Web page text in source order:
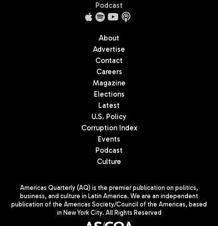
Podcast
About
Advertise
Contact
Careers
Magazine
Elections
Latest
U.S. Policy
Corruption Index
Events
Podcast
Culture
Americas Quarterly (AQ) is the premier publication on politics,
business, and culture in Latin America. We are an independent
publication of the Americas Society/Council of the Americas, based
in New York City. All Rights Reserved